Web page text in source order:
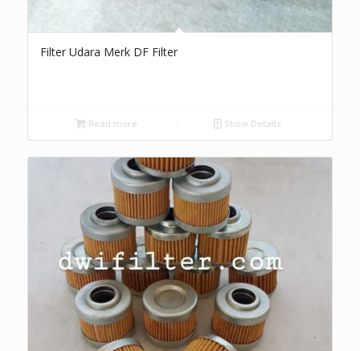
Filter Udara Merk DF Filter
Read more Show Details